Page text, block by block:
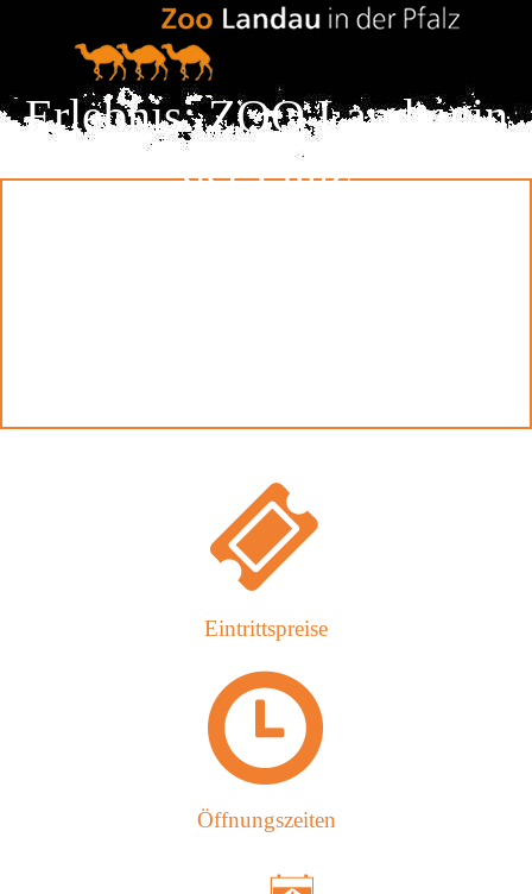
Erlebnis: ZOO Landau in
der Pfalz
Eintrittspreise
Öffnungszeiten